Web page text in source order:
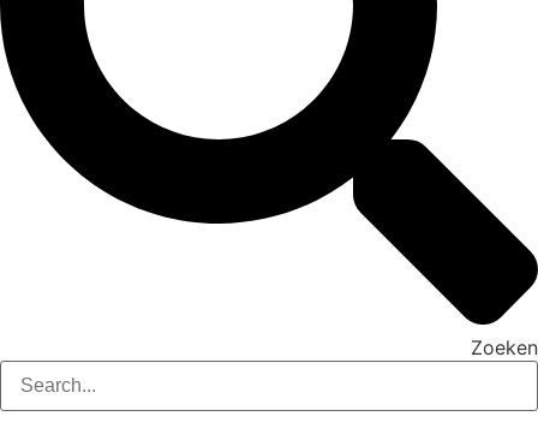
Zoeken